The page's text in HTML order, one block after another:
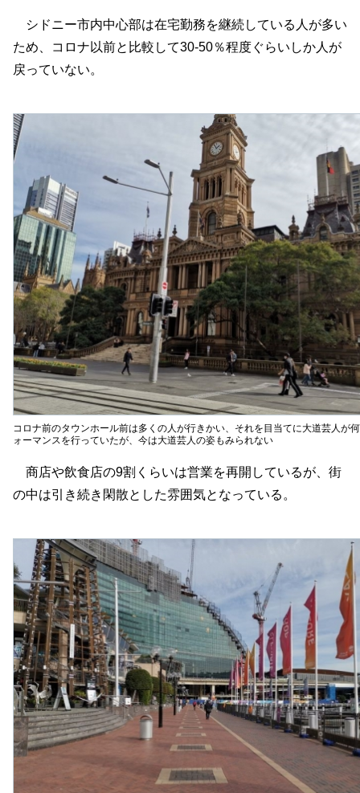
シドニー市内中心部は在宅勤務を継続している人が多い
ため、コロナ以前と比較して30-50％程度ぐらいしか人が
戻っていない。
コロナ前のタウンホール前は多くの人が行きかい、それを目当てに大道芸人が
ォーマンスを行っていたが、今は大道芸人の姿もみられない
商店や飲食店の9割くらいは営業を再開しているが、街
の中は引き続き閑散とした雰囲気となっている。